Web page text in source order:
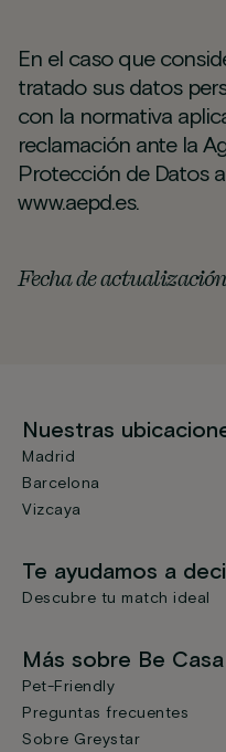
En el caso que
tratado sus datos
con la normativa
reclamación ante la
Protección de Datos
www.aepd.es.
Fecha de
Nuestras
Madrid
Barcelona
Vizcaya
Te ayudamos a
Descubre tu match ideal
Más sobre Be Casa
Pet-Friendly
Preguntas frecuentes
Sobre Greystar